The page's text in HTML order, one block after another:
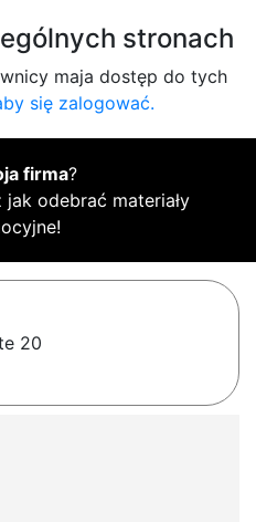
stronach
maja dostęp do tych
się zalogować.
firma?
jak odebrać materiały
20